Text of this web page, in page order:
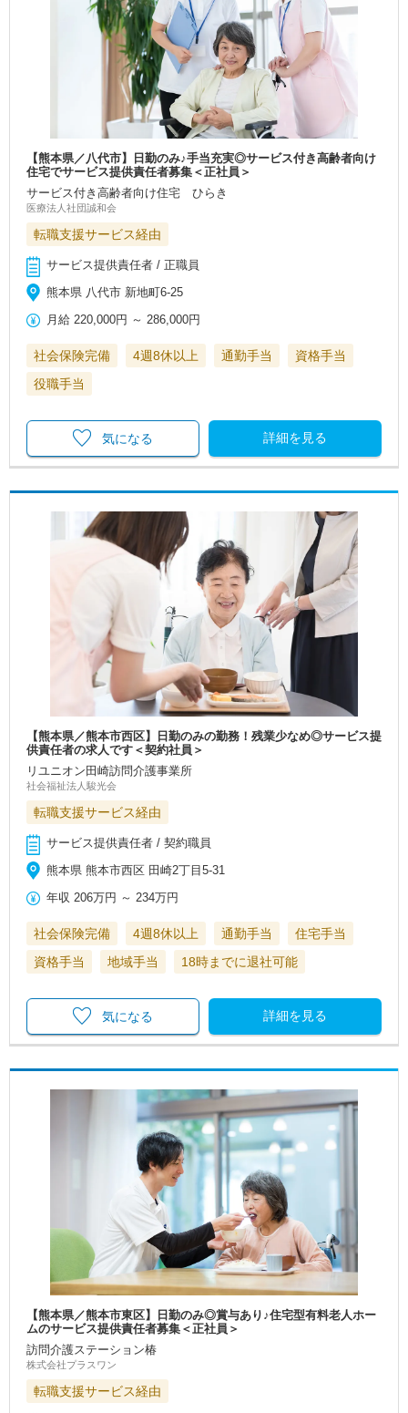
【熊本県／八代市】日勤のみ♪手当充実◎サービス付き高齢者向け
住宅でサービス提供責任者募集＜正社員＞
サービス付き高齢者向け住宅 ひらき
医療法人社団誠和会
転職支援サービス経由
サービス提供責任者 / 正職員
熊本県 八代市 新地町6-25
月給 220,000円 ～286,000円
社会保険完備 4週8休以上 通勤手当
資格手当
役職手当
詳細を見る
気になる
【熊本県／熊本市西区】日勤のみの勤務！残業少なめ◎サービス提
供責任者の求人です＜契約社員＞
リユニオン田崎訪問介護事業所
社会福祉法人駿光会
転職支援サービス経由
サービス提供責任者 / 契約職員
熊本県 熊本市西区 田崎2丁目5-31
年収 206万円 ～234万円
社会保険完備 4週8休以上 通勤手当
住宅手当
資格手当
地域手当 18時までに退社可能
詳細を見る
気になる
【熊本県／熊本市東区】日勤のみ◎賞与あり♪住宅型有料老人ホー
ムのサービス提供責任者募集＜正社員＞
訪問介護ステーション椿
株式会社プラスワン
転職支援サービス経由